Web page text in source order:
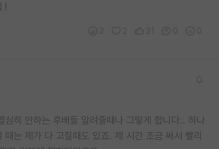
!
심히 안하는 후배들 알려줄때나 그렇게 합니다.. 하나
때는 제가 다 고칠때도 있죠. 제 시간 조금 써서 빨리